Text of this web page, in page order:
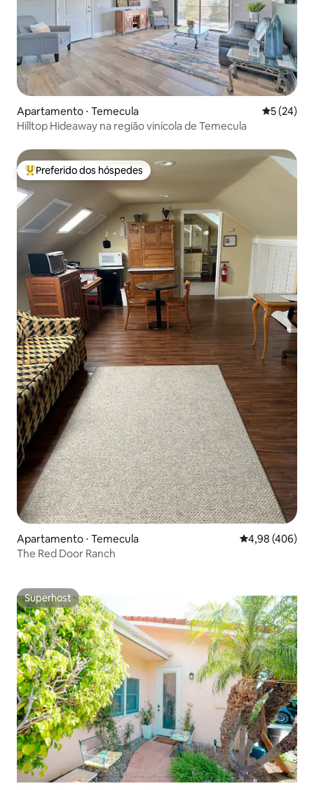
Apartamento ⋅ Temecula 5 de uma
5 (24)
Hilltop Hideaway na região vinícola de Temecula
Entre os melhores preferidos dos hóspedes
Preferido dos hóspedes
Apartamento ⋅ Temecula 4,98 de uma
4,98 (406)
The Red Door Ranch
Superhost
Superhost